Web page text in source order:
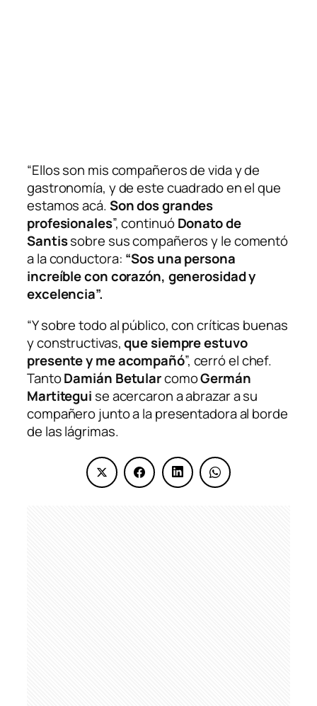
“Ellos son mis compañeros de vida y de
gastronomía, y de este cuadrado en el que
estamos acá.Son dos grandes
profesionales”, continuóDonato de
Santissobre sus compañeros y le comentó
a la conductora: “Sos una persona
increíble con corazón, generosidad y
excelencia”.
“Y sobre todo al público, con críticas buenas
y constructivas,que siempre estuvo
presente y me acompañó”, cerró el chef.
TantoDamián BetularcomoGermán
Martitegui se acercaron a abrazar a su
compañero junto a la presentadora al borde
de las lágrimas.